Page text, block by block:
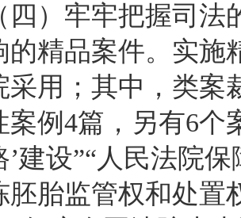
牢牢把握司法
的精品案件。实施
采用；其中，类案
案例4篇，另有6个
’建设”“人民法院
胚胎监管权和处置